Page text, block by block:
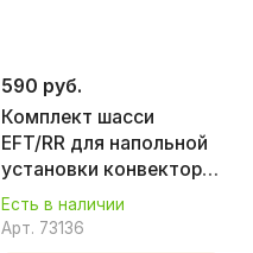
590 руб.
Комплект шасси
EFT/RR для напольной
установки конвектора
Electrolux Rapid
Transformer
Есть в наличии
Арт. 73136